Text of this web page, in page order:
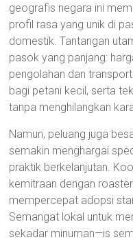
geografis negara ini
profil rasa yang unik di
domestik. Tantangan
pasok yang panjang:
pengolahan dan
bagi petani kecil, serta
tanpa menghilangkan
Namun, peluang juga
semakin menghargai
praktik berkelanjutan.
kemitraan dengan
mempercepat adopsi
Semangat lokal untuk
sekadar minuman—is